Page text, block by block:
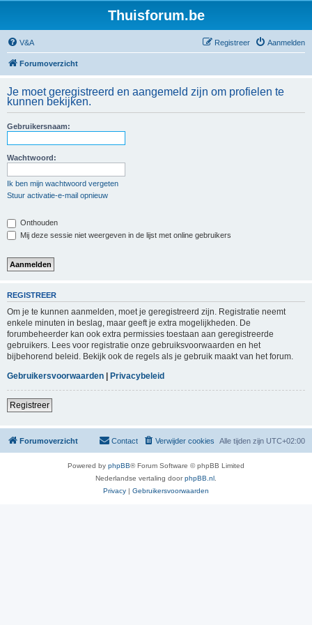
Thuisforum.be
V&A Aanmelden
Registreer
Forumoverzicht
Je moet geregistreerd en aangemeld zijn om profielen te
kunnen bekijken.
Gebruikersnaam:
Wachtwoord:
Ik ben mijn wachtwoord vergeten
Stuur activatie-e-mail opnieuw
Onthouden
Mij deze sessie niet weergeven in de lijst met online gebruikers
REGISTREER
Om je te kunnen aanmelden, moet je geregistreerd zijn. Registratie neemt
enkele minuten in beslag, maar geeft je extra mogelijkheden. De
forumbeheerder kan ook extra permissies toestaan aan geregistreerde
gebruikers. Lees voor registratie onze gebruiksvoorwaarden en het
bijbehorend beleid. Bekijk ook de regels als je gebruik maakt van het forum.
Gebruikersvoorwaarden | Privacybeleid
Registreer
Forumoverzicht Alle tijden zijn UTC+02:00
Verwijder cookies
Contact
Powered by phpBB® Forum Software © phpBB Limited
Nederlandse vertaling doorphpBB.nl
Privacy | Gebruikersvoorwaarden